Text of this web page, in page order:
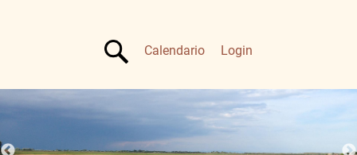
Calendario Login